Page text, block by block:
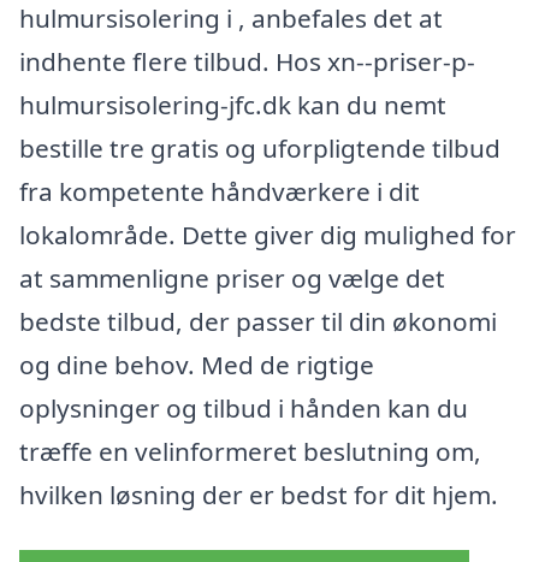
hulmursisolering i , anbefales det at
indhente flere tilbud. Hos xn--priser-p-
hulmursisolering-jfc.dk kan du nemt
bestille tre gratis og uforpligtende tilbud
fra kompetente håndværkere i dit
lokalområde. Dette giver dig mulighed for
at sammenligne priser og vælge det
bedste tilbud, der passer til din økonomi
og dine behov. Med de rigtige
oplysninger og tilbud i hånden kan du
træffe en velinformeret beslutning om,
hvilken løsning der er bedst for dit hjem.